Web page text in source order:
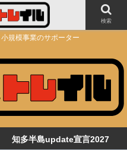
規模事業のサポーター
知多半島update宣言2027
検索